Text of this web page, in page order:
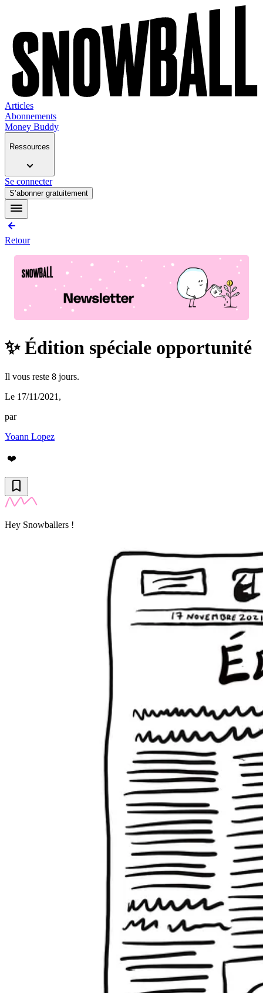
Articles
Abonnements
Money Buddy
Ressources
Se connecter
S’abonner gratuitement
Retour
✨ Édition spéciale opportunité
Il vous reste 8 jours.
Le 17/11/2021 ,
par
Yoann Lopez
❤️
Hey Snowballers !